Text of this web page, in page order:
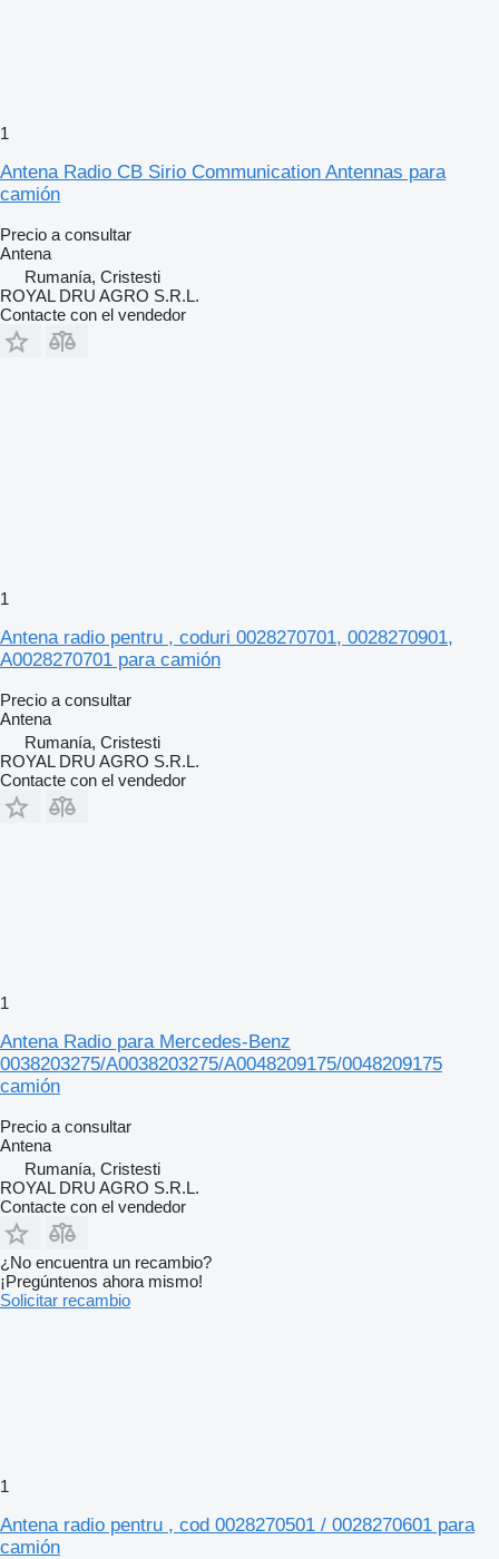
1
Antena Radio CB Sirio Communication Antennas para
camión
Precio a consultar
Antena
Rumanía, Cristesti
ROYAL DRU AGRO S.R.L.
Contacte con el vendedor
1
Antena radio pentru , coduri 0028270701, 0028270901,
A0028270701 para camión
Precio a consultar
Antena
Rumanía, Cristesti
ROYAL DRU AGRO S.R.L.
Contacte con el vendedor
1
Antena Radio para Mercedes-Benz
0038203275/A0038203275/A0048209175/0048209175
camión
Precio a consultar
Antena
Rumanía, Cristesti
ROYAL DRU AGRO S.R.L.
Contacte con el vendedor
¿No encuentra un recambio?
¡Pregúntenos ahora mismo!
Solicitar recambio
1
Antena radio pentru , cod 0028270501 / 0028270601 para
camión